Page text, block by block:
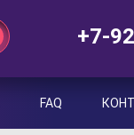
+7-
FAQ